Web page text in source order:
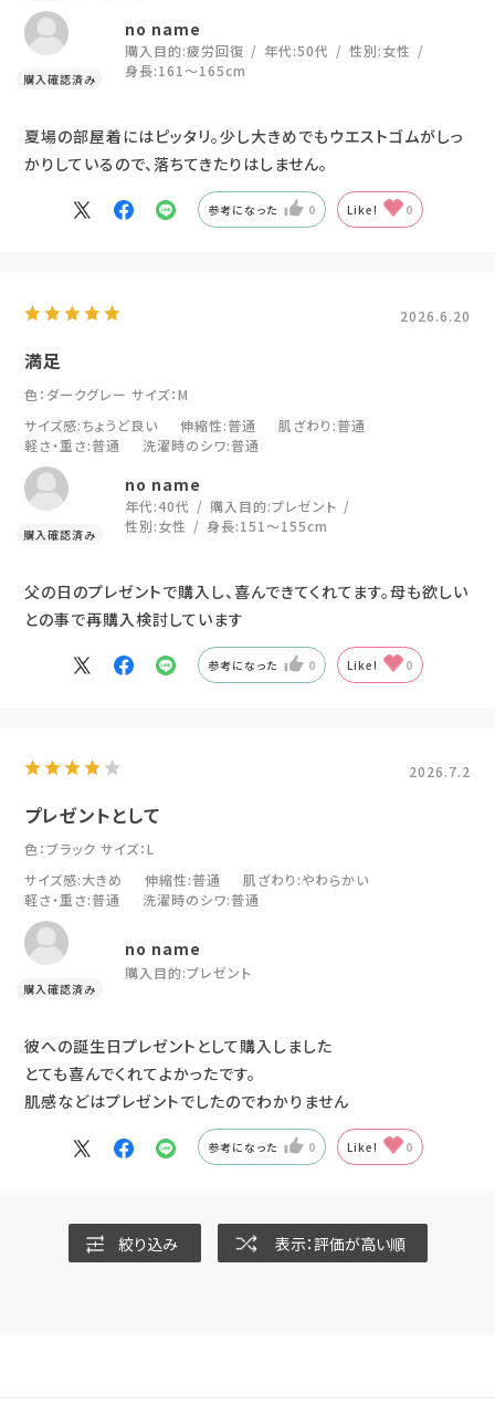
no name
購入目的:疲労回復 年代:50代 性別:女性
身長:161～165cm
夏場の部屋着にはピッタリ。少し大きめでもウエストゴムがしっ
かりしているので、落ちてきたりはしません。
参考になった 0 Like! 0
2026.6.20
満足
色：ダークグレー サイズ：M
サイズ感:ちょうど良い 伸縮性:普通 肌ざわり :普通
軽さ・重さ:普通 洗濯時のシワ:普通
no name
年代:40代 購入目的:プレゼント
性別:女性 身長:151～155cm
父の日のプレゼントで購入し、喜んできてくれてます。母も欲しい
との事で再購入検討しています
参考になった 0 Like! 0
2026.7.2
プレゼントとして
色：ブラック サイズ：L
サイズ感:大きめ 伸縮性:普通 肌ざわり :やわらかい
軽さ・重さ:普通 洗濯時のシワ:普通
no name
購入目的:プレゼント
彼への誕生日プレゼントとして購入しました
とても喜んでくれてよかったです。
肌感などはプレゼントでしたのでわかりません
参考になった 0 Like! 0
絞り込み 表示：評価が高い順